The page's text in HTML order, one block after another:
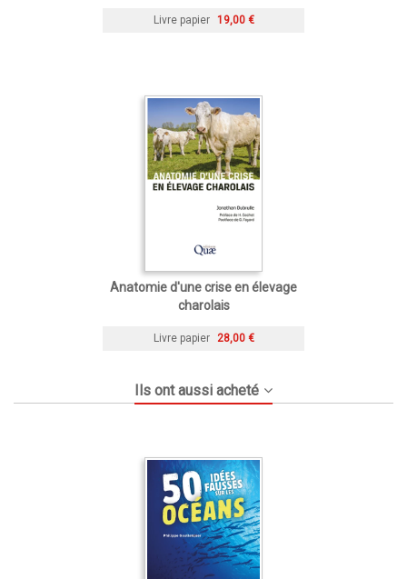
Livre papier 19,00 €
Anatomie d'une crise en élevage
charolais
Livre papier 28,00 €
Ils ont aussi acheté